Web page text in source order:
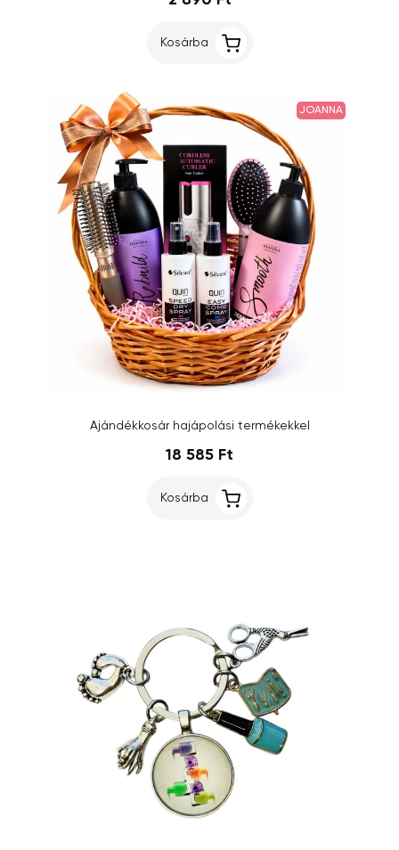
Kosárba
JOANNA
Ajándékkosár hajápolási termékekkel
18 585 Ft
Kosárba